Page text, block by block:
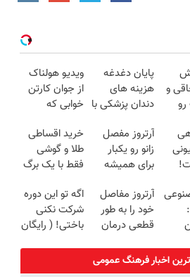
و
پایان دغدغه
هزینه های
دندان پزشکی با
کننده خانگی
ویدیو هولناک
از جوان کارتن
خوابی که
آموزش رایگان
آرتروز مفصل
زانو رو یکبار
برای همیشه
◗پرسش‌نامه◖
خرید اقساطی
طلا و گوشی
فقط با یک برگ
|
قسطی
آرتروز مفاصل
خود را به طور
قطعی درمان
◗پرسش‌نامه◖
اگه تو این دوره
شرکت نکنی
باختی! ( رایگان
اخبار فرهنگ عمومی